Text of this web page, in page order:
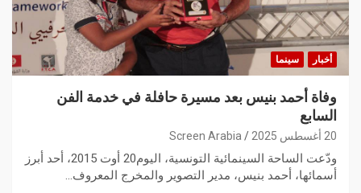
أخبار سينما
وفاة أحمد بنيس بعد مسيرة حافلة في خدمة الفن
السابع
20 أغسطس 2025 Screen Arabia
ودّعت الساحة السينمائية التونسية، اليوم20 أوت 2015، أحد أبرز
أسمائها، أحمد بنيس، مدير التصوير والمخرج المعروف…